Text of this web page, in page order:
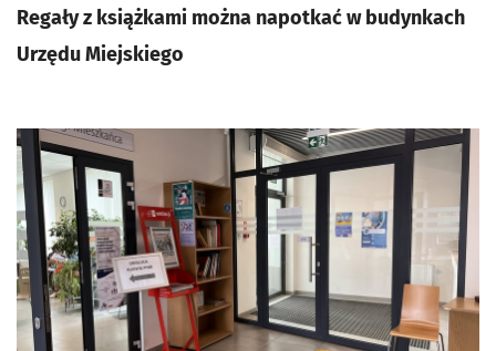
Regały z książkami można napotkać w budynkach
Urzędu Miejskiego